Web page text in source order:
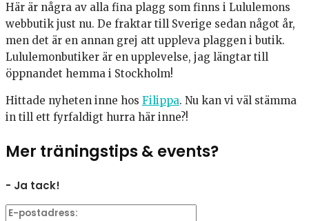
Här är några av alla fina plagg som finns i Lululemons
webbutik just nu. De fraktar till Sverige sedan något år,
men det är en annan grej att uppleva plaggen i butik.
Lululemonbutiker är en upplevelse, jag längtar till
öppnandet hemma i Stockholm!
Hittade nyheten inne hos Filippa. Nu kan vi väl stämma
in till ett fyrfaldigt hurra här inne?!
Mer träningstips & events?
- Ja tack!